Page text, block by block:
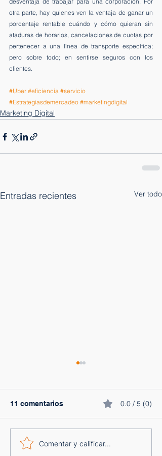
otra parte, hay quienes ven la ventaja de ganar un
porcentaje rentable cuándo y cómo quieran sin
ataduras de horarios, cancelaciones de cuotas por
pertenecer a una línea de transporte específica;
pero sobre todo; en sentirse seguros con los
clientes.
#Uber #eficiencia #servicio
#Estrategiasdemercadeo #marketingdigital
Marketing Digital
Entradas recientes Ver todo
Cómo montar tu primer
11 comentarios 0.0 / 5 (0)
Comentar y calificar...